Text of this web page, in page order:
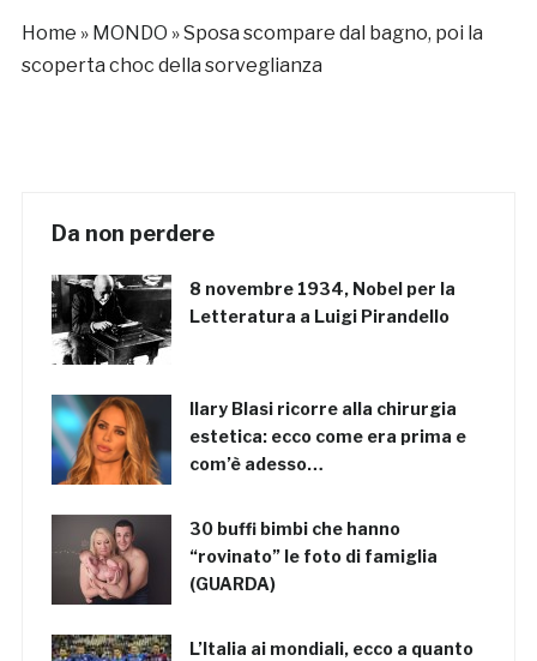
(VIDEO)
Home » MONDO »Sposa scompare dal bagno, poi la
scoperta choc della sorveglianza
Da non perdere
8 novembre 1934, Nobel per la
Letteratura a Luigi Pirandello
Ilary Blasi ricorre alla chirurgia
estetica: ecco come era prima e
com’è adesso…
30 buffi bimbi che hanno
“rovinato” le foto di famiglia
(GUARDA)
L’Italia ai mondiali, ecco a quanto